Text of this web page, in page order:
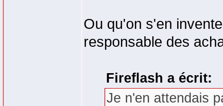
Ou qu'on s'en
responsable des
Fireflash a écrit:
Je n'en attendais